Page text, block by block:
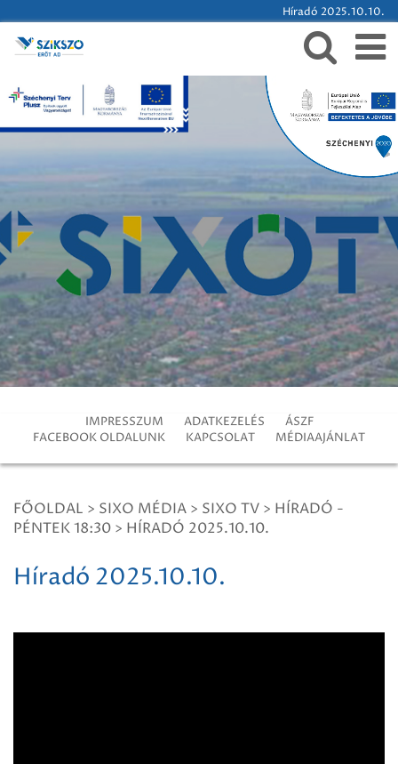
Híradó 2025.10.10.
IMPRESSZUM ADATKEZELÉS
ÁSZF
FACEBOOK OLDALUNK
KAPCSOLAT MÉDIAAJÁNLAT
FŐOLDAL > SIXO MÉDIA > SIXO TV > HÍRADÓ -
PÉNTEK 18:30 > HÍRADÓ 2025.10.10.
Híradó 2025.10.10.